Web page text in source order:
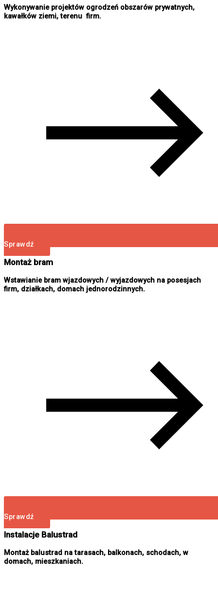
Wykonywanie projektów ogrodzeń obszarów prywatnych,
kawałków ziemi, terenu firm.
Sprawdź
Montaż bram
Wstawianie bram wjazdowych / wyjazdowych na posesjach
firm, działkach, domach jednorodzinnych.
Sprawdź
Instalacje Balustrad
Montaż balustrad na tarasach, balkonach, schodach, w
domach, mieszkaniach.